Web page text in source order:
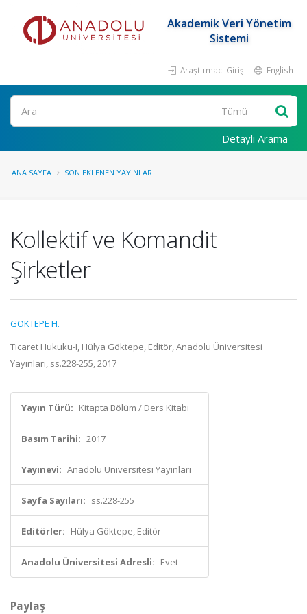
Akademik Veri Yönetim
Sistemi
Araştırmacı Girişi English
Ara
Detaylı Arama
ANA SAYFA SON EKLENEN YAYINLAR
Kollektif ve Komandit
Şirketler
GÖKTEPE H.
Ticaret Hukuku-I, Hülya Göktepe, Editör, Anadolu Üniversitesi
Yayınları, ss.228-255, 2017
Yayın Türü: Kitapta Bölüm / Ders Kitabı
Basım Tarihi: 2017
Yayınevi: Anadolu Üniversitesi Yayınları
Sayfa Sayıları: ss.228-255
Editörler: Hülya Göktepe, Editör
Anadolu Üniversitesi Adresli: Evet
Paylaş